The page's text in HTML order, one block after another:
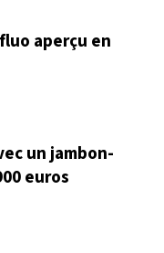
aperçu en
un jambon-
euros